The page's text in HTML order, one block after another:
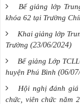
Bế giảng lớp
khóa 62 tại Trường
Khai giảng lớp
Trường (23/06/2024)
Bế giảng Lớp
huyện Phú Bình (06/
Hội nghị đánh
chức, viên chức năm